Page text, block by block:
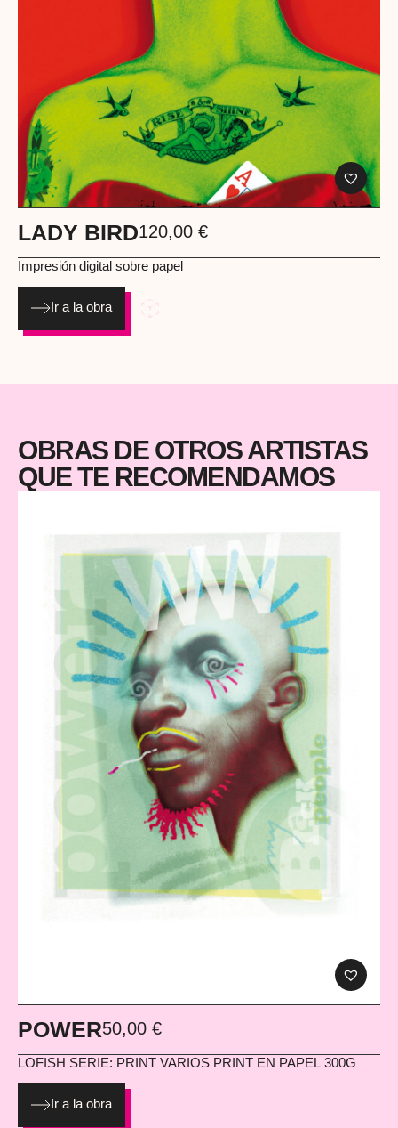
LADY BIRD120,00 €
Impresión digital sobre papel
Ir a la obra
OBRAS DE OTROS ARTISTAS
QUE TE RECOMENDAMOS
POWER50,00 €
LOFISH SERIE: PRINT VARIOS PRINT EN PAPEL 300G
Ir a la obra